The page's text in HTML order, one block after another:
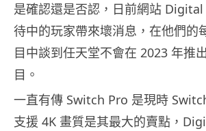
是確認還是否認，日前網站
待中的玩家帶來壞消息，在他們的
目中談到任天堂不會在 2023 年推
目。
一直有傳 Switch Pro 是現時
支援 4K 畫質是其最大的賣點，